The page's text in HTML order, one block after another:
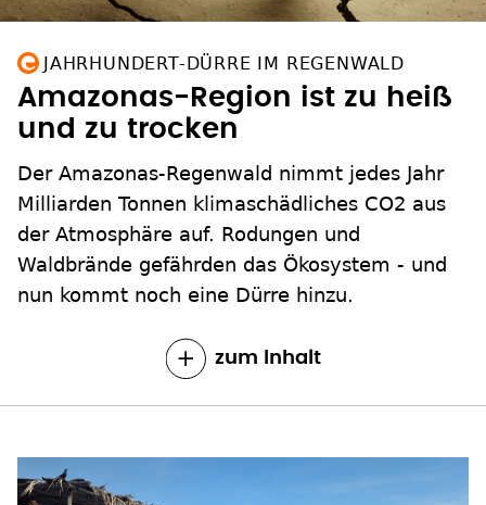
JAHRHUNDERT-DÜRRE IM REGENWALD
Amazonas-Region ist zu heiß
und zu trocken
Der Amazonas-Regenwald nimmt jedes Jahr
Milliarden Tonnen klimaschädliches CO2 aus
der Atmosphäre auf. Rodungen und
Waldbrände gefährden das Ökosystem - und
nun kommt noch eine Dürre hinzu.
zum Inhalt